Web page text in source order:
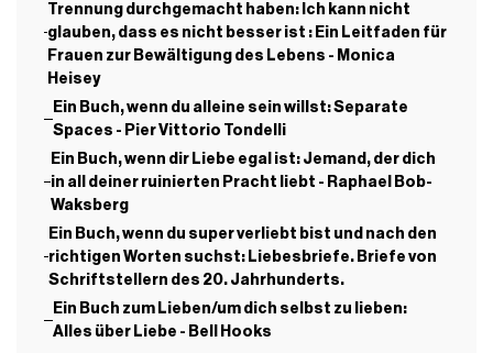
Trennung durchgemacht haben: Ich kann nicht
glauben, dass es nicht besser ist : Ein Leitfaden für
Frauen zur Bewältigung des Lebens - Monica
Heisey
Ein Buch, wenn du alleine sein willst: Separate
Spaces - Pier Vittorio Tondelli
Ein Buch, wenn dir Liebe egal ist: Jemand, der dich
in all deiner ruinierten Pracht liebt - Raphael Bob-
Waksberg
Ein Buch, wenn du super verliebt bist und nach den
richtigen Worten suchst: Liebesbriefe. Briefe von
Schriftstellern des 20. Jahrhunderts.
Ein Buch zum Lieben/um dich selbst zu lieben:
Alles über Liebe - Bell Hooks